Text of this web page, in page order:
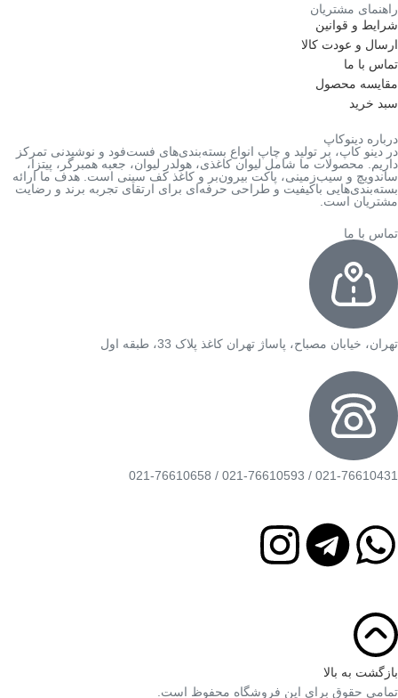
راهنمای مشتریان
شرایط و قوانین
ارسال و عودت کالا
تماس با ما
مقایسه محصول
سبد خرید
درباره دینوکاپ
در دینو کاپ، بر تولید و چاپ انواع بسته‌بندی‌های فست‌فود و نوشیدنی تمرکز
داریم. محصولات ما شامل لیوان کاغذی، هولدر لیوان، جعبه همبرگر، پیتزا،
ساندویچ و سیب‌زمینی، پاکت بیرون‌بر و کاغذ کف سینی است. هدف ما ارائه
بسته‌بندی‌هایی باکیفیت و طراحی حرفه‌ای برای ارتقای تجربه برند و رضایت
مشتریان است.
تماس با ما
تهران، خیابان مصباح، پاساژ تهران کاغذ پلاک 33، طبقه اول
021-76610431 / 021-76610593 / 021-76610658
بازگشت به بالا
تمامی حقوق برای این فروشگاه محفوظ است.